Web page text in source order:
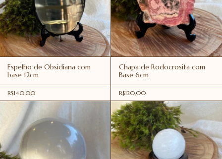
Espelho de Obsidiana com
base 12cm
R$140,00
Chapa de Rodocrosita com
Base 6cm
R$120,00